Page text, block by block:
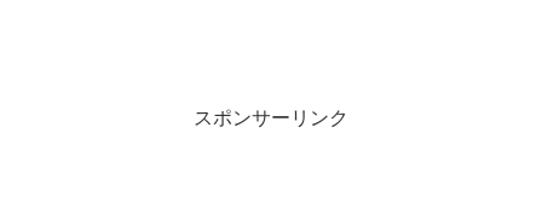
スポンサーリンク